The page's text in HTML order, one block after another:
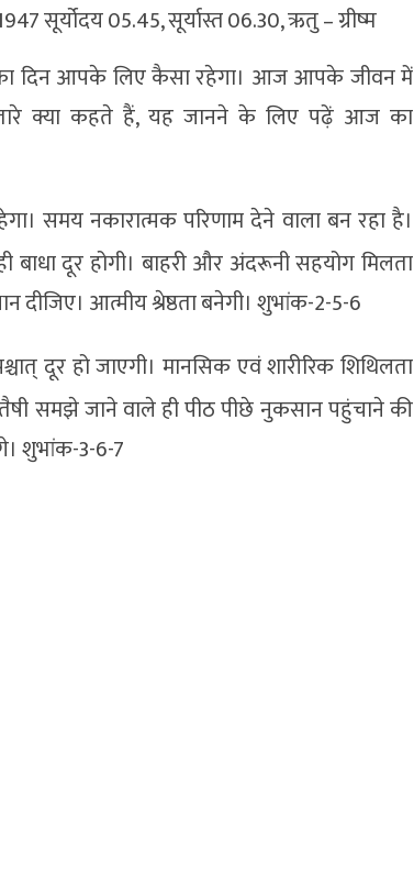
सूर्योदय 05.45, सूर्यास्त 06.30, ऋतु – ग्रीष्म
का दिन आपके लिए कैसा रहेगा। आज आपके जीवन में
क्या कहते हैं, यह जानने के लिए पढ़ें आज का
समय नकारात्मक परिणाम देने वाला बन रहा है।
दूर होगी। बाहरी और अंदरूनी सहयोग मिलता
दीजिए। आत्मीय श्रेष्ठता बनेगी। शुभांक-2-5-6
दूर हो जाएगी। मानसिक एवं शारीरिक शिथिलता
समझे जाने वाले ही पीठ पीछे नुकसान पहुंचाने की
शुभांक-3-6-7